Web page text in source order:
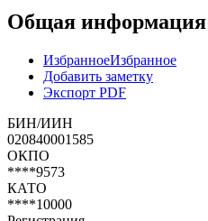
Общая информация
ИзбранноеИзбранное
Добавить заметку
Экспорт PDF
БИН/ИИН
020840001585
ОКПО
****9573
КАТО
****10000